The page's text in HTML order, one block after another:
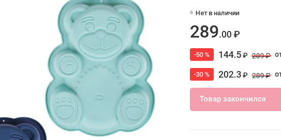
Нет в наличии
289.00 ₽
-50 % 144.5₽ 289 ₽
-30 % 202.3₽ 289 ₽
Товар закончился